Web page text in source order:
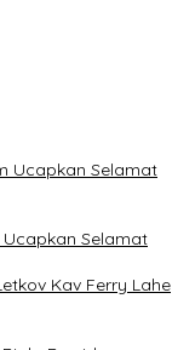
Ucapkan Selamat
Ucapkan Selamat
Kav Ferry Lahe